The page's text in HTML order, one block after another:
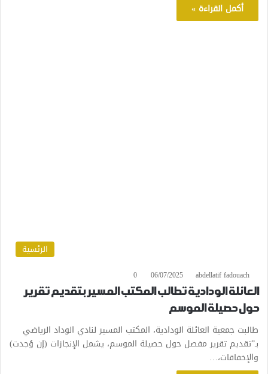
أكمل القراءة »
الرئسية
abdellatif fadouach
06/07/2025
0
العائلة الودادية تطالب المكتب المسير بتقديم تقرير
حول حصيلة الموسم
طالبت جمعية العائلة الودادية، المكتب المسير لنادي الوداد الرياضي
بـ”تقديم تقرير مفصل حول حصيلة الموسم، يشمل الإنجازات (إن وُجدت)
والإخفاقات،…